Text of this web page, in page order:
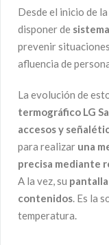
Desde el inicio de
disponer de
prevenir
afluencia de
La evolución de
termográfico LG
accesos y
para realizar una
precisa mediante
A la vez, su
contenidos. Es la
temperatura.